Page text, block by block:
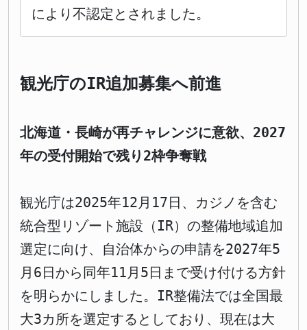
により不認定とされました。
観光庁のIR追加募集へ前進
北海道・長崎が再チャレンジに意欲、2027
年の受付開始で残り2枠争奪戦
観光庁は2025年12月17日、カジノを含む
統合型リゾート施設（IR）の整備地域追加
選定に向け、自治体からの申請を2027年5
月6日から同年11月5日まで受け付ける方針
を明らかにしました。IR整備法では全国最
大3カ所を選定するとしており、現在は大